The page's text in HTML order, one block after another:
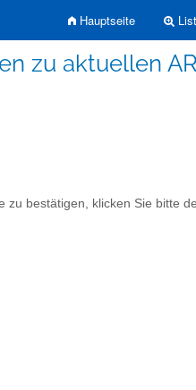
Hauptseite
zu aktuellen
zu bestätigen, klicken Sie bitte